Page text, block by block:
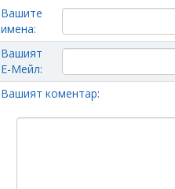
Вашите
имена:
Вашият
Е-Мейл:
Вашият коментар: